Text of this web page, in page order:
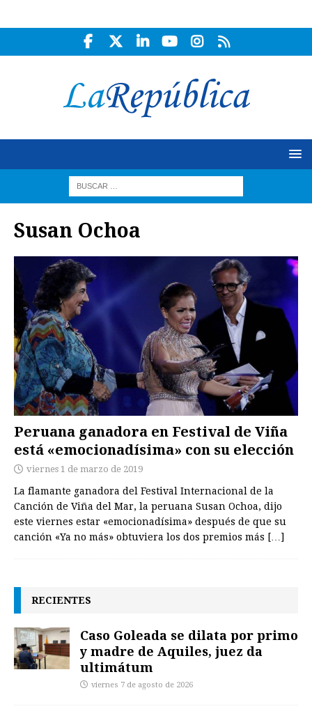
Susan Ochoa
Peruana ganadora en Festival de Viña
está «emocionadísima» con su elección
viernes 1 de marzo de 2019
La flamante ganadora del Festival Internacional de la
Canción de Viña del Mar, la peruana Susan Ochoa, dijo
este viernes estar «emocionadísima» después de que su
canción «Ya no más» obtuviera los dos premios más […]
RECIENTES
Caso Goleada se dilata por primo
y madre de Aquiles, juez da
ultimátum
viernes 7 de agosto de 2026